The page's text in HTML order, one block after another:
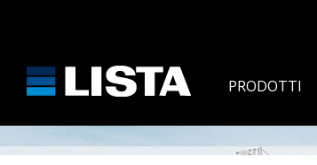
PRODOTTI